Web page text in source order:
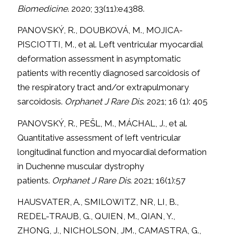
Biomedicine. 2020; 33(11):e4388.
PANOVSKÝ, R., DOUBKOVÁ, M., MOJICA-
PISCIOTTI, M., et al. Left ventricular myocardial
deformation assessment in asymptomatic
patients with recently diagnosed sarcoidosis of
the respiratory tract and/or extrapulmonary
sarcoidosis. Orphanet J Rare Dis. 2021; 16 (1): 405
PANOVSKÝ, R., PEŠL, M., MÁCHAL, J., et al.
Quantitative assessment of left ventricular
longitudinal function and myocardial deformation
in Duchenne muscular dystrophy
patients. Orphanet J Rare Dis. 2021; 16(1):57
HAUSVATER, A., SMILOWITZ, NR, LI, B.,
REDEL-TRAUB, G., QUIEN, M., QIAN, Y.,
ZHONG, J., NICHOLSON, JM., CAMASTRA, G.,